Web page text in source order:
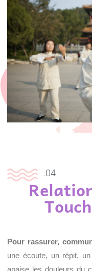
.04
Pour rassurer,
une écoute, un répit,